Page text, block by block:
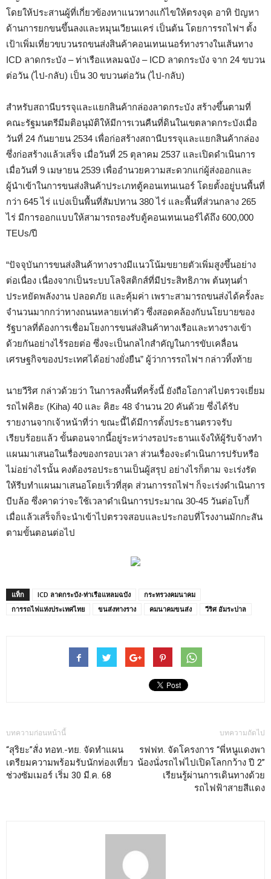
โดยให้ประสานผู้ที่เกี่ยวข้องหาแนวทางแก้ไขให้ตรงจุด อาทิ ปัญหา
ด้านการยกขนขึ้นลงและหมุนเวียนแคร่ เป็นต้น โดยการรถไฟฯ ตั้ง
เป้าเพิ่มเที่ยวขบวนรถขนส่งสินค้าคอนเทนเนอร์ทางรางในเส้นทาง
ICD ลาดกระบัง – ท่าเรือแหลมฉบัง – ICD ลาดกระบัง จาก 24 ขบวน
ต่อวัน (ไป-กลับ) เป็น 30 ขบวนต่อวัน (ไป-กลับ)
สำหรับสถานีบรรจุและแยกสินค้ากล่องลาดกระบัง สร้างขึ้นตามที่
คณะรัฐมนตรีมีมติอนุมัติให้มีการเวนคืนที่ดินในเขตลาดกระบังเมื่อ
วันที่ 24 กันยายน 2534 เพื่อก่อสร้างสถานีบรรจุและแยกสินค้ากล่อง
ซึ่งก่อสร้างแล้วเสร็จ เมื่อวันที่ 25 ตุลาคม 2537 และเปิดดำเนินการ
เมื่อวันที่ 9 เมษายน 2539 เพื่ออำนวยความสะดวกแก่ผู้ส่งออกและ
ผู้นำเข้าในการขนส่งสินค้าประเภทตู้คอนเทนเนอร์ โดยตั้งอยู่บนพื้นที่
กว่า 645 ไร่ แบ่งเป็นพื้นที่สัมปทาน 380 ไร่ และพื้นที่ส่วนกลาง 265
ไร่ มีการออกแบบให้สามารถรองรับตู้คอนเทนเนอร์ได้ถึง 600,000
TEUs/ปี
“ปัจจุบันการขนส่งสินค้าทางรางมีแนวโน้มขยายตัวเพิ่มสูงขึ้นอย่าง
ต่อเนื่อง เนื่องจากเป็นระบบโลจิสติกส์ที่มีประสิทธิภาพ ต้นทุนต่ำ
ประหยัดพลังงาน ปลอดภัย และคุ้มค่า เพราะสามารถขนส่งได้ครั้งละ
จำนวนมากกว่าทางถนนหลายเท่าตัว ซึ่งสอดคล้องกับนโยบายของ
รัฐบาลที่ต้องการเชื่อมโยงการขนส่งสินค้าทางเรือและทางรางเข้า
ด้วยกันอย่างไร้รอยต่อ ซึ่งจะเป็นกลไกสำคัญในการขับเคลื่อน
เศรษฐกิจของประเทศได้อย่างยั่งยืน” ผู้ว่าการรถไฟฯ กล่าวทิ้งท้าย
นายวีริศ กล่าวด้วยว่า ในการลงพื้นที่ครั้งนี้ ยังถือโอกาสไปตรวจเยี่ยม
รถไฟคิฮะ (Kiha) 40 และ คิฮะ 48 จำนวน 20 คันด้วย ซึ่งได้รับ
รายงานจากเจ้าหน้าที่ว่า ขณะนี้ได้มีการตั้งประธานตรวจรับ
เรียบร้อยแล้ว ขั้นตอนจากนี้อยู่ระหว่างรอประธานแจ้งให้ผู้รับจ้างทำ
แผนมาเสนอในเรื่องของกรอบเวลา ส่วนเรื่องจะดำเนินการปรับหรือ
ไม่อย่างไรนั้น คงต้องรอประธานเป็นผู้สรุป อย่างไรก็ตาม จะเร่งรัด
ให้รีบทำแผนมาเสนอโดยเร็วที่สุด ส่วนการรถไฟฯ ก็จะเร่งดำเนินการ
บีบล้อ ซึ่งคาดว่าจะใช้เวลาดำเนินการประมาณ 30-45 วันต่อโบกี้
เมื่อแล้วเสร็จก็จะนำเข้าไปตรวจสอบและประกอบที่โรงงานมักกะสัน
ตามขั้นตอนต่อไป
แท็ก ICD ลาดกระบัง-ท่าเรือแหลมฉบัง
กระทรวงคมนาคม
การรถไฟแห่งประเทศไทย
ขนส่งทางราง คมนาคมขนส่ง วีริศ อัมระปาล
บทความก่อนหน้านี้
“สุริยะ”สั่ง ทอท.-ทย. จัดทำแผน
เตรียมความพร้อมรับนักท่องเที่ยว
ช่วงซัมเมอร์ เริ่ม 30 มี.ค. 68
บทความถัดไป
รฟฟท. จัดโครงการ “พี่หนูแดงพา
น้องนั่งรถไฟไปเปิดโลกกว้าง ปี 2”
เรียนรู้ผ่านการเดินทางด้วย
รถไฟฟ้าสายสีแดง